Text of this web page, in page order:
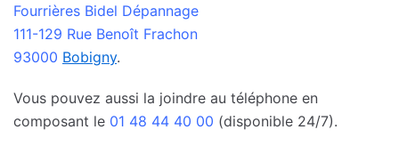
Fourrières Bidel Dépannage
111-129 Rue Benoît Frachon
93000 Bobigny.
Vous pouvez aussi la joindre au téléphone en
composant le 01 48 44 40 00 (disponible 24/7).